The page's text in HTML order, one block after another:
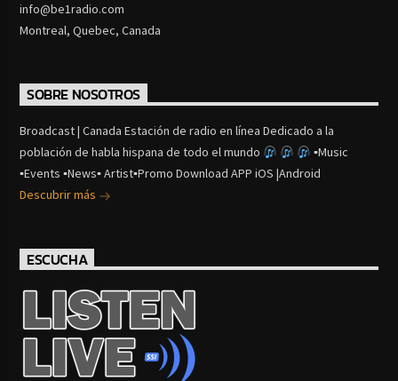
info@be1radio.com
Montreal, Quebec, Canada
SOBRE NOSOTROS
Broadcast | Canada Estación de radio en línea Dedicado a la
población de habla hispana de todo el mundo
▪Music
▪Events ▪News▪ Artist▪Promo Download APP iOS |Android
Descubrir más
ESCUCHA